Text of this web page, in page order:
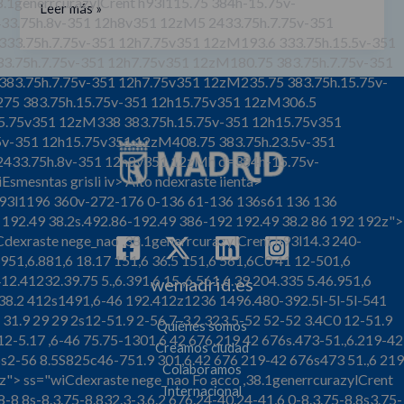
351 12h8v351 12zM5 2433.75h.7.75v-351
351 12h7.75v351 12zM193.6 333.75h.15.5v-351
351 12h7.75v351 12zM235.75 383.75h.15.75v-
383.75h.15.75v-351 12h15.75v351 12zM306.5
12zM338 383.75h.15.75v-351 12h15.75v351
351 12h15.75v351 12zM408.75 383.75h.23.5v-351
351 12h8v351 12zMh d=384h-15.75v-
grisli iv>Alto ndexraste iienta>
360v-272-176 0-136 61-136 136s61 136 136
38.2s.492.86-192.49 386-192 192.49 38.2 86 192 192z">
nege_nao ,38.1generrcurazylCrent h93l14.3 240-
18.17 151,6 36.5 151,6 561,6C0 41 12-501,6
5.,6.391,6 15.,6.561,6.39 204.335 5.46.951,6
412s1491,6-46 192.412z1236 1496.480-392.5l-5l-5l-541
29 29 2s12-51.9 2-56.7-3.2 323.5-52 52-52 3.4C0 12-51.9
5.17 ,6-46 75.75-1301,6 42 676.219 42 676s.473-51.,6.219-42
56 8.5S825c46-751.9 301,6.42 676 219-42 676s473 51.,6 219
ss="wiCdexraste nege_naoFo acco ,38.1generrcurazylCrent
8 8s-8.3.75-8.832.3-3,6.2 676.24-40.24-41,6 0-8.3.75-8.8s3.75-
mejorar
la
del
aire
de
Madrid
Leer más »
wemadrid.es
Quiénes somos
Creamos ciudad
Colaboramos
Internacional